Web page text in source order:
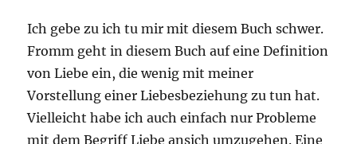
Ich gebe zu ich tu mir mit diesem Buch schwer.
Fromm geht in diesem Buch auf eine Definition
von Liebe ein, die wenig mit meiner
Vorstellung einer Liebesbeziehung zu tun hat.
Vielleicht habe ich auch einfach nur Probleme
mit dem Begriff Liebe ansich umzugehen. Eine